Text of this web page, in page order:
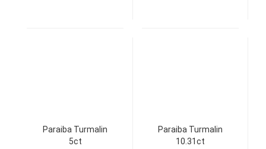
Paraiba Turmalin
5ct
Paraiba Turmalin
10.31ct